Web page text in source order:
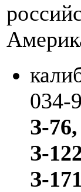
034-
З-
З-
З-